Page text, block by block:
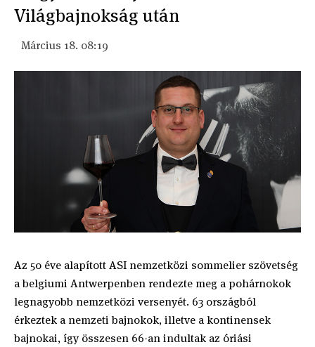
Világbajnokság után
Március 18. 08:19
Az 50 éve alapított ASI nemzetközi sommelier szövetség
a belgiumi Antwerpenben rendezte meg a pohárnokok
legnagyobb nemzetközi versenyét. 63 országból
érkeztek a nemzeti bajnokok, illetve a kontinensek
bajnokai, így összesen 66-an indultak az óriási